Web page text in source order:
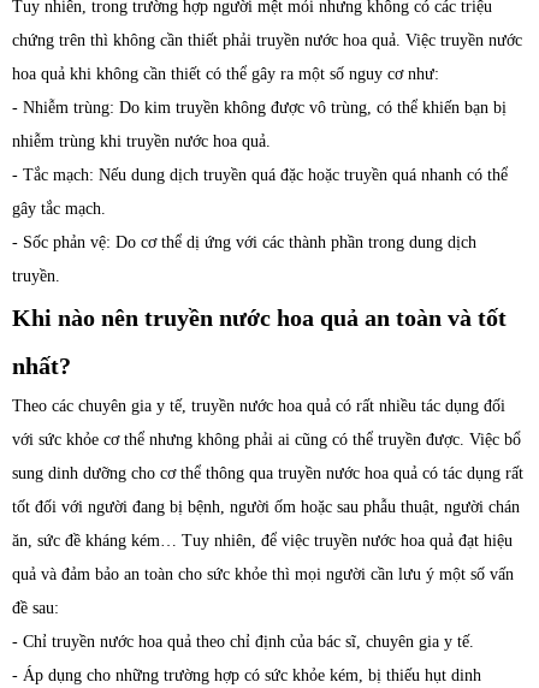
Tuy nhiên, trong trường hợp người mệt mỏi nhưng không có các triệu
chứng trên thì không cần thiết phải truyền nước hoa quả. Việc truyền nước
hoa quả khi không cần thiết có thể gây ra một số nguy cơ như:
- Nhiễm trùng: Do kim truyền không được vô trùng, có thể khiến bạn bị
nhiễm trùng khi truyền nước hoa quả.
- Tắc mạch: Nếu dung dịch truyền quá đặc hoặc truyền quá nhanh có thể
gây tắc mạch.
- Sốc phản vệ: Do cơ thể dị ứng với các thành phần trong dung dịch
truyền.
Khi nào nên truyền nước hoa quả an toàn và tốt
nhất?
Theo các chuyên gia y tế, truyền nước hoa quả có rất nhiều tác dụng đối
với sức khỏe cơ thể nhưng không phải ai cũng có thể truyền được. Việc bổ
sung dinh dưỡng cho cơ thể thông qua truyền nước hoa quả có tác dụng rất
tốt đối với người đang bị bệnh, người ốm hoặc sau phẫu thuật, người chán
ăn, sức đề kháng kém… Tuy nhiên, để việc truyền nước hoa quả đạt hiệu
quả và đảm bảo an toàn cho sức khỏe thì mọi người cần lưu ý một số vấn
đề sau:
- Chỉ truyền nước hoa quả theo chỉ định của bác sĩ, chuyên gia y tế.
- Áp dụng cho những trường hợp có sức khỏe kém, bị thiếu hụt dinh